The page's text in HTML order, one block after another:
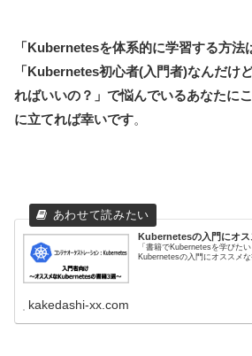
「Kubernetesを体系的に学習する方法
「Kubernetes初心者(入門者)なんだけ
ればいいの？」で悩んでいるあなたに
に立てれば幸いです。
Kubernetesの入門にオス
「書籍でKubernetesを学びた
Kubernetesの入門にオススメ
kakedashi-xx.com